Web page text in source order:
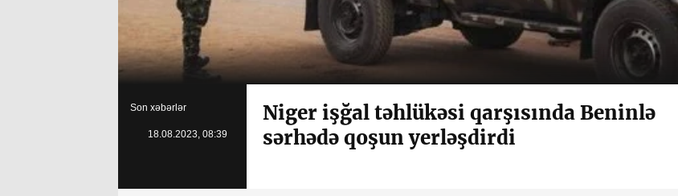
Son xəbərlər
18.08.2023, 08:39
Niger işğal təhlükəsi qarşısında Beninlə
sərhədə qoşun yerləşdirdi